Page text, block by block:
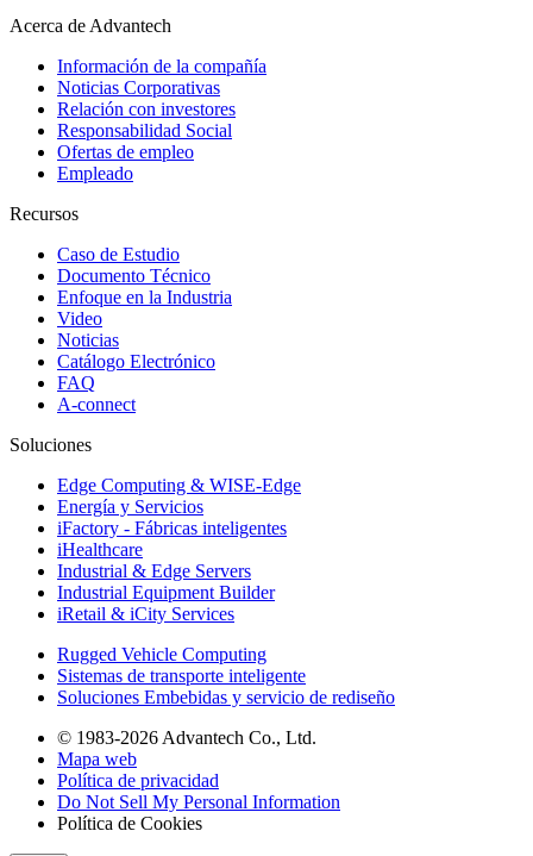
Acerca de Advantech
Información de la compañía
Noticias Corporativas
Relación con investores
Responsabilidad Social
Ofertas de empleo
Empleado
Recursos
Caso de Estudio
Documento Técnico
Enfoque en la Industria
Video
Noticias
Catálogo Electrónico
FAQ
A-connect
Soluciones
Edge Computing & WISE-Edge
Energía y Servicios
iFactory - Fábricas inteligentes
iHealthcare
Industrial & Edge Servers
Industrial Equipment Builder
iRetail & iCity Services
Rugged Vehicle Computing
Sistemas de transporte inteligente
Soluciones Embebidas y servicio de rediseño
© 1983-2026 Advantech Co., Ltd.
Mapa web
Política de privacidad
Do Not Sell My Personal Information
Política de Cookies